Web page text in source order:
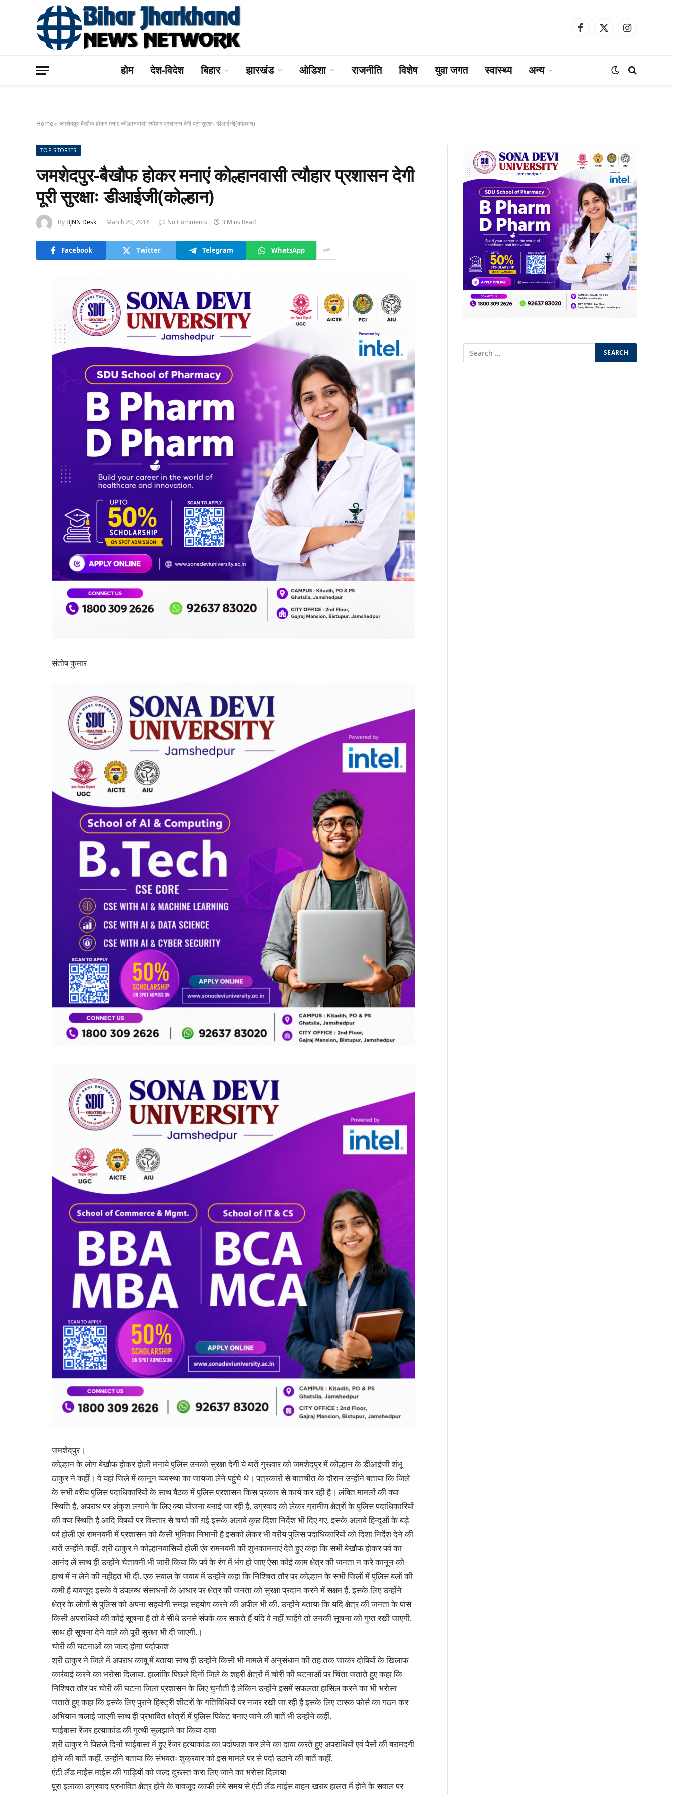
Facebook
X
Instagram
होम देश-विदेश बिहार झारखंड ओडिशा राजनीति विशेष युवा जगत स्वास्थ्य अन्य
Home »जमशेदपुर-बैखौफ होकर मनाएं कोल्हानवासी त्यौहार प्रशासन देगी पूरी सुरक्षाः डीआईजी(कोल्हान)
TOP STORIES
जमशेदपुर-बैखौफ होकर मनाएं कोल्हानवासी त्यौहार प्रशासन देगी
पूरी सुरक्षाः डीआईजी(कोल्हान)
By BJNN Desk March 20, 2016 No Comments 3 Mins Read
Facebook Twitter Telegram WhatsApp
संतोष कुमार
जमशेदपुर।
कोल्हान के लोग बेखौफ होकर होली मनाये पुलिस उनको सुरक्षा देगी ये बातें गुरूवार को जमशेदपुर में कोल्हान के डीआईजी शंभू
ठाकुर ने कहीं। वे यहां जिले में कानून व्यवस्था का जायजा लेने पहुंचे थे। पत्रकारों से बातचीत के दौरान उन्होंने बताया कि जिले
के सभी वरीय पुलिस पदाधिकारियों के साथ बैठक में पुलिस प्रशासन किस प्रकार से कार्य कर रही है। लंबित मामलों की क्या
स्थिति है, अपराध पर अंकुश लगाने के लिए क्या योजना बनाई जा रही है, उग्रवाद को लेकर ग्रामीण क्षेत्रों के पुलिस पदाधिकारियों
की क्या स्थिति है आदि विषयों पर विस्तार से चर्चा की गई इसके अलावे कुछ दिशा निर्देश भी दिए गए. इसके अलावे हिन्दुओं के बड़े
पर्व होली एवं रामनवमी में प्रशासन को कैसी भुमिका निभानी है इसको लेकर भी वरीय पुलिस पदाधिकारियों को दिशा निर्देश देने की
बातें उन्होंने कहीं. श्री ठाकुर ने कोल्हानवासियों होली एंव रामनवमी की शुभकामनाएं देते हुए कहा कि सभी बेखौफ होकर पर्व का
आनंद लें साथ ही उन्होंने चेतावनी भी जारी किया कि पर्व के रंग में भंग हो जाए ऐसा कोई काम क्षेत्र की जनता न करे कानून को
हाथ में न लेने की नहीहत भी दी. एक सवाल के जवाब में उन्होंने कहा कि निश्चित तौर पर कोल्हान के सभी जिलों में पुलिस बलों की
कमी है बावजूद इसके वे उपलब्ध संसाधनों के आधार पर क्षेत्र की जनता को सुरक्षा प्रदान करने में सक्षम हैं. इसके लिए उन्होंने
क्षेत्र के लोगों से पुलिस को अपना सहयोगी समझ सहयोग करने की अपील भी की. उन्होंने बताया कि यदि क्षेत्र की जनता के पास
किसी अपराधियों की कोई सूचना है तो वे सीधे उनसे संपर्क कर सकते हैं यदि वे नहीं चाहेंगे तो उनकी सूचना को गुप्त रखी जाएगी.
साथ ही सूचना देने वाले को पूरी सुरक्षा भी दी जाएगी.।
चोरी की घटनाओं का जल्द होगा पर्दाफाश
श्री ठाकुर ने जिले में अपराध काबू में बताया साथ ही उन्होंने किसी भी मामले में अनुसंधान की तह तक जाकर दोषियों के खिलाफ
कार्रवाई करने का भरोसा दिलाया. हालांकि पिछले दिनों जिले के शहरी क्षेत्रों में चोरी की घटनाओं पर चिंता जताते हुए कहा कि
निश्चित तौर पर चोरी की घटना जिला प्रशासन के लिए चुनौती है लेकिन उन्होंने इसमें सफलता हासिल करने का भी भरोसा
जताते हुए कहा कि इसके लिए पुराने हिस्ट्री शीटरों के गतिविधियों पर नजर रखी जा रही है इसके लिए टास्क फोर्स का गठन कर
अभियान चलाई जाएगी साथ ही प्रभावित क्षोत्रों में पुलिस पिकेट बनाए जाने की बातें भी उन्होंने कहीं.
चाईबासा रेंजर हत्याकांड की गुत्थी सुलझाने का किया दावा
श्री ठाकुर ने पिछले दिनों चाईबासा में हुए रेंजर हत्याकांड का पर्दाफाश कर लेने का दावा करते हुए अपराधियों एवं पैसों की बरामदगी
होने की बातें कहीं. उन्होंने बताया कि संभवतः शुक्रवार को इस मामले पर से पर्दा उठाने की बातें कहीं.
एंटी लैंड माईंस माईस की गाड़ियों को जल्द दुरूस्त करा लिए जाने का भरोसा दिलाया
पूरा इलाका उग्रवाद प्रभावित क्षेत्र होने के बावजूद काफी लंबे समय से एंटी लैंड माइंस वाहन खराब हालत में होने के सवाल पर